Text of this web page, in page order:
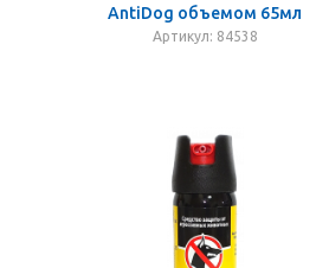
AntiDog объемом 65мл
Артикул: 84538